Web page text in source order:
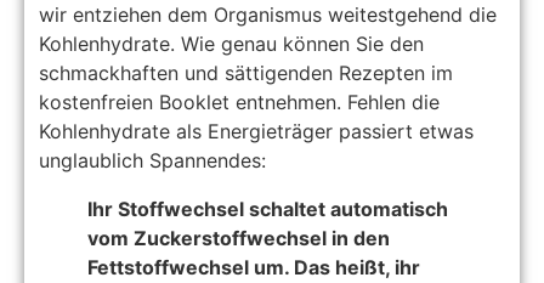
wir entziehen dem Organismus weitestgehend die
Kohlenhydrate. Wie genau können Sie den
schmackhaften und sättigenden Rezepten im
kostenfreien Booklet entnehmen. Fehlen die
Kohlenhydrate als Energieträger passiert etwas
unglaublich Spannendes:
Ihr Stoffwechsel schaltet automatisch
vom Zuckerstoffwechsel in den
Fettstoffwechsel um. Das heißt, ihr